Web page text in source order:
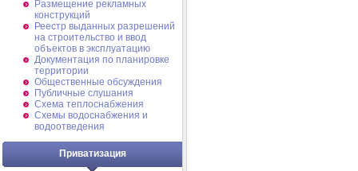
Размещение рекламных
конструкций
Реестр выданных разрешений
на строительство и ввод
объектов в эксплуатацию
Документация по планировке
территории
Общественные обсуждения
Публичные слушания
Схема теплоснабжения
Схемы водоснабжения и
водоотведения
Приватизация